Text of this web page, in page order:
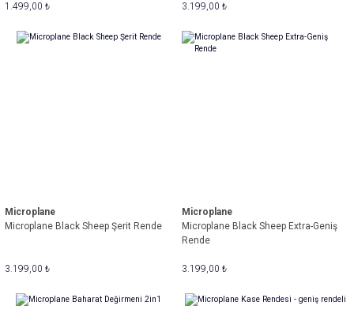
1.499,00 ₺ 3.199,00 ₺
Microplane
Microplane Black Sheep Şerit Rende
3.199,00 ₺
Microplane
Microplane Black Sheep Extra-Geniş
Rende
3.199,00 ₺